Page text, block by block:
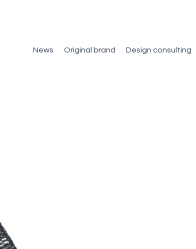
News Original brand Design consulting